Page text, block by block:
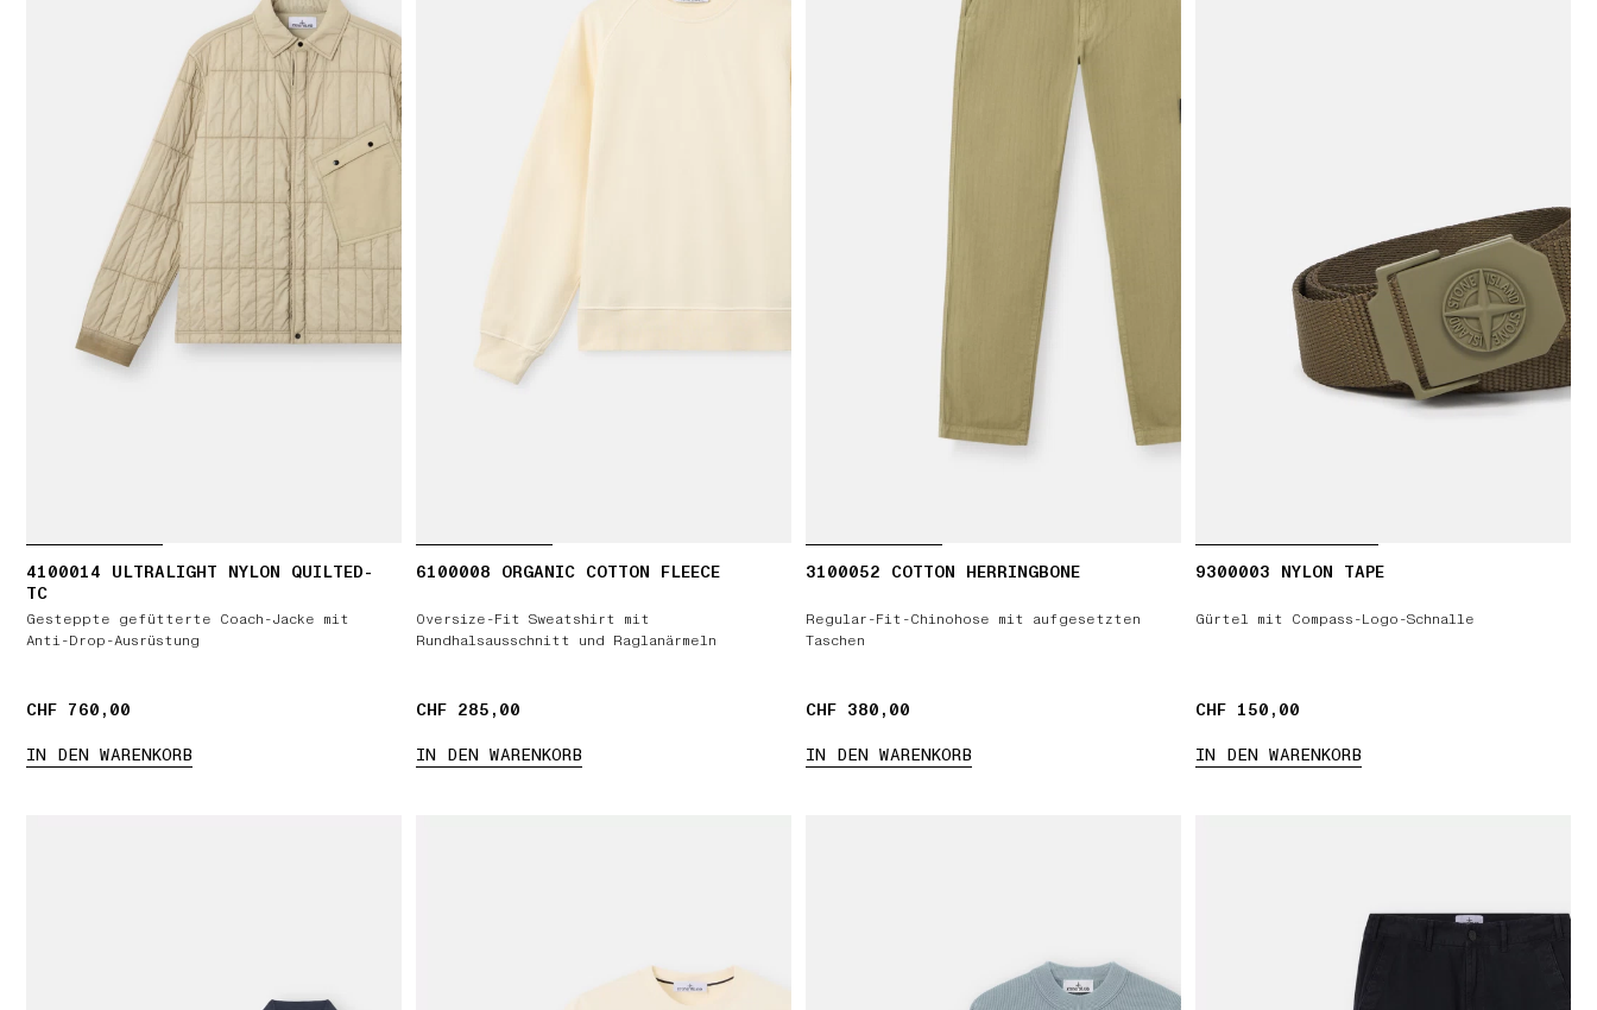
4100014 ULTRALIGHT NYLON QUILTED-
TC
Gesteppte gefütterte Coach-Jacke mit
Anti-Drop-Ausrüstung
CHF 760,00
CHF 760,00
IN DEN WARENKORB
6100008 ORGANIC COTTON FLEECE
Oversize-Fit Sweatshirt mit
Rundhalsausschnitt und Raglanärmeln
CHF 285,00
CHF 285,00
IN DEN WARENKORB
3100052 COTTON HERRINGBONE
Regular-Fit-Chinohose mit aufgesetzten
Taschen
CHF 380,00
CHF 380,00
IN DEN WARENKORB
9300003 NYLON TAPE
Gürtel mit Compass-Logo-Schnalle
CHF 150,00
CHF 150,00
IN DEN WARENKORB